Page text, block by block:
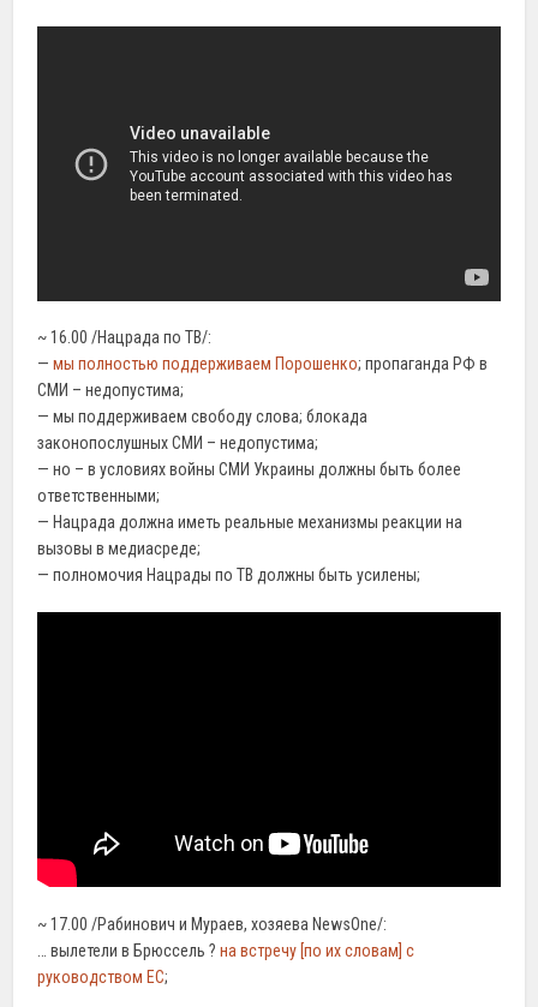
~ 16.00 /Нацрада по ТВ/:
—мы полностью поддерживаем Порошенко; пропаганда РФ в
СМИ – недопустима;
— мы поддерживаем свободу слова; блокада
законопослушных СМИ – недопустима;
— но – в условиях войны СМИ Украины должны быть более
ответственными;
— Нацрада должна иметь реальные механизмы реакции на
вызовы в медиасреде;
— полномочия Нацрады по ТВ должны быть усилены;
~ 17.00 /Рабинович и Мураев, хозяева NewsOne/:
… вылетели в Брюссель ?на встречу [по их словам] с
руководством ЕС;